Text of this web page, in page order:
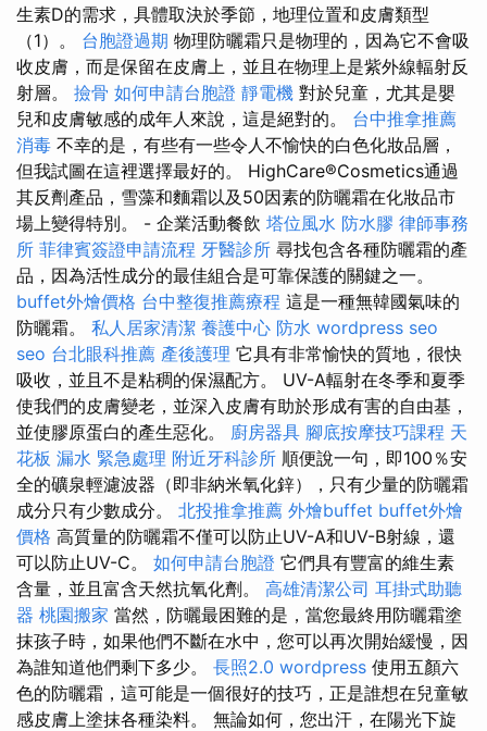
生素D的需求，具體取決於季節，地理位置和皮膚類型
（1）。 台胞證過期 物理防曬霜只是物理的，因為它不會吸
收皮膚，而是保留在皮膚上，並且在物理上是紫外線輻射反
射層。 撿骨 如何申請台胞證 靜電機 對於兒童，尤其是嬰
兒和皮膚敏感的成年人來說，這是絕對的。 台中推拿推薦
消毒 不幸的是，有些有一些令人不愉快的白色化妝品層，
但我試圖在這裡選擇最好的。 HighCare®Cosmetics通過
其反劑產品，雪藻和麵霜以及50因素的防曬霜在化妝品市
場上變得特別。 - 企業活動餐飲 塔位風水 防水膠 律師事務
所 菲律賓簽證申請流程 牙醫診所 尋找包含各種防曬霜的產
品，因為活性成分的最佳組合是可靠保護的關鍵之一。
buffet外燴價格 台中整復推薦療程 這是一種無韓國氣味的
防曬霜。 私人居家清潔 養護中心 防水 wordpress seo
seo 台北眼科推薦 產後護理 它具有非常愉快的質地，很快
吸收，並且不是粘稠的保濕配方。 UV-A輻射在冬季和夏季
使我們的皮膚變老，並深入皮膚有助於形成有害的自由基，
並使膠原蛋白的產生惡化。 廚房器具 腳底按摩技巧課程 天
花板 漏水 緊急處理 附近牙科診所 順便說一句，即100％安
全的礦泉輕濾波器（即非納米氧化鋅），只有少量的防曬霜
成分只有少數成分。 北投推拿推薦 外燴buffet buffet外燴
價格 高質量的防曬霜不僅可以防止UV-A和UV-B射線，還
可以防止UV-C。 如何申請台胞證 它們具有豐富的維生素
含量，並且富含天然抗氧化劑。 高雄清潔公司 耳掛式助聽
器 桃園搬家 當然，防曬最困難的是，當您最終用防曬霜塗
抹孩子時，如果他們不斷在水中，您可以再次開始緩慢，因
為誰知道他們剩下多少。 長照2.0 wordpress 使用五顏六
色的防曬霜，這可能是一個很好的技巧，正是誰想在兒童敏
感皮膚上塗抹各種染料。 無論如何，您出汗，在陽光下旋